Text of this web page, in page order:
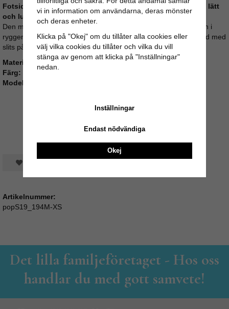
Fotsid sommarklänning “Sara” från Poppins Clothing – en lätt
och luftig maxiklänning i 100 % bomull.
Den mönstrade klänningen har knytband på axlarna och stretch i
ryggen för en snygg och bekväm passform. Klänningen är fotsid med
slits på båda sidor, vilket ger en elegant och somrig look.
Material:
100 % bomull
Färg:
Modell:
Spara som favorit
Artikelnummer:
popS19_194M-XS
Det lilla familjeföretaget - Hos oss
handlar du med gott samvete!
vi in information om användarna, deras mönster
och deras enheter.
Klicka på "Okej" om du tillåter alla cookies eller
välj vilka cookies du tillåter och vilka du vill
stänga av genom att klicka på "Inställningar"
nedan.
Inställningar
Endast nödvändiga
Okej